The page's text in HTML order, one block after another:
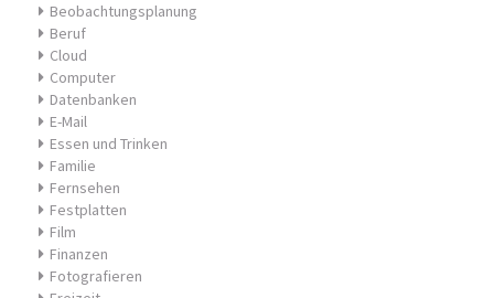
Beobachtungsplanung
Beruf
Cloud
Computer
Datenbanken
E-Mail
Essen und Trinken
Familie
Fernsehen
Festplatten
Film
Finanzen
Fotografieren